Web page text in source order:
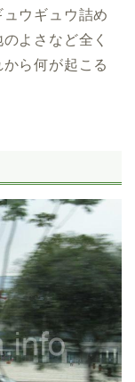
ウギュウ詰め
よさなど全く
ら何が起こる